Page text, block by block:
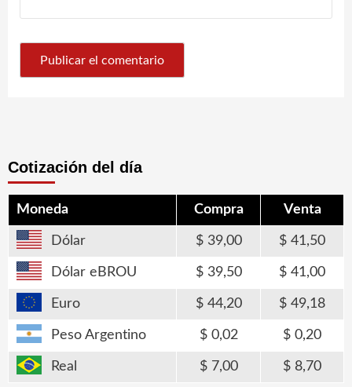
Cotización del día
Moneda Compra Venta
Dólar 39,00 41,50
Dólar eBROU 39,50 41,00
Euro 44,20 49,18
Peso Argentino 0,02 0,20
Real 7,00 8,70